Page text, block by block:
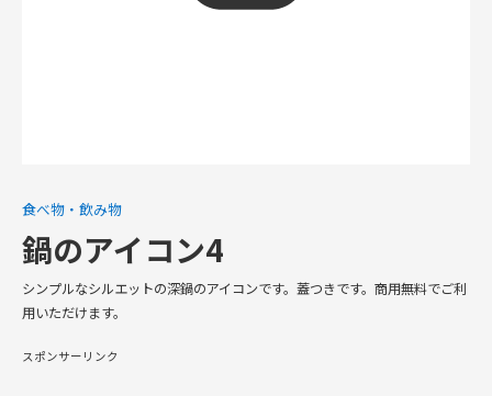
食べ物・飲み物
鍋のアイコン4
シンプルなシルエットの深鍋のアイコンです。蓋つきです。商用無料でご利
用いただけます。
スポンサーリンク